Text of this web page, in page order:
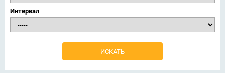
Интервал